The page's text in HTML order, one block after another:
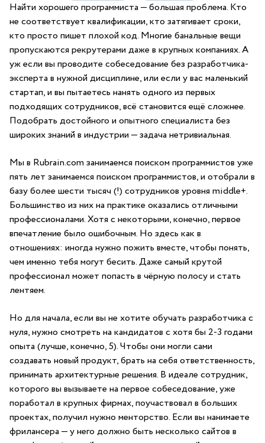
Найти хорошего программиста — большая проблема. Кто
не соответствует квалификации, кто затягивает сроки,
кто просто пишет плохой код. Многие банальные вещи
пропускаются рекрутерами даже в крупных компаниях. А
уж если вы проводите собеседование без разработчика-
эксперта в нужной дисциплине, или если у вас маленький
стартап, и вы пытаетесь нанять одного из первых
подходящих сотрудников, всё становится ещё сложнее.
Подобрать достойного и опытного специалиста без
широких знаний в индустрии — задача нетривиальная.
Мы в Rubrain.com занимаемся поиском программистов уже
пять лет занимаемся поиском программистов, и отобрали в
базу более шести тысяч (!) сотрудников уровня middle+.
Большинство из них на практике оказались отличными
профессионалами. Хотя с некоторыми, конечно, первое
впечатление было ошибочным. Но здесь как в
отношениях: иногда нужно пожить вместе, чтобы понять,
чем именно тебя могут бесить. Даже самый крутой
профессионал может попасть в чёрную полосу и стать
лентяем.
Но для начала, если вы не хотите обучать разработчика с
нуля, нужно смотреть на кандидатов с хотя бы 2-3 годами
опыта (лучше, конечно, 5). Чтобы они могли сами
создавать новый продукт, брать на себя ответственность,
принимать архитектурные решения. В идеале сотрудник,
которого вы вызываете на первое собеседование, уже
поработал в крупных фирмах, поучаствовал в больших
проектах, получил нужно менторство. Если вы нанимаете
фрилансера — у него должно быть несколько сайтов в